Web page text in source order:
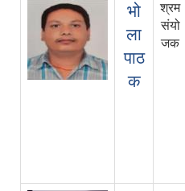
भो
ला
पाठ
क
श्रम
संयो
जक